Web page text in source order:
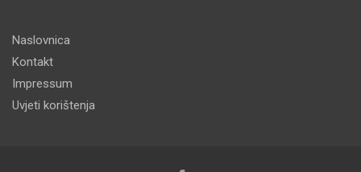
Naslovnica
Kontakt
Impressum
Uvjeti korištenja